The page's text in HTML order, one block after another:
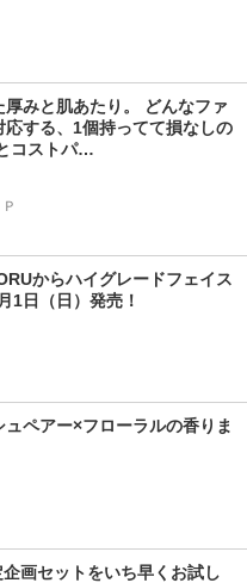
みと肌あたり。 どんなファ
応する、1個持ってて損なしの
コストパ…
からハイグレードフェイス
1日（日）発売！
ペアー×フローラルの香りま
企画セットをいち早くお試し